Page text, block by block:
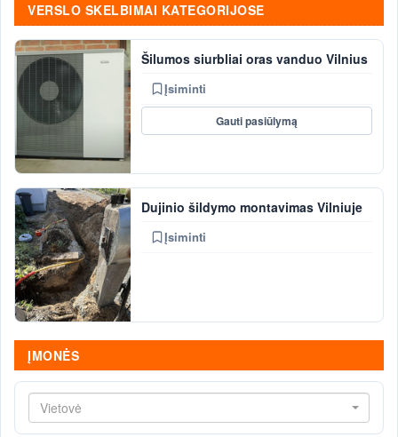
VERSLO SKELBIMAI KATEGORIJOSE
Šilumos siurbliai oras vanduo Vilnius
Įsiminti
Gauti pasiūlymą
Dujinio šildymo montavimas Vilniuje
Įsiminti
ĮMONĖS
Vietovė